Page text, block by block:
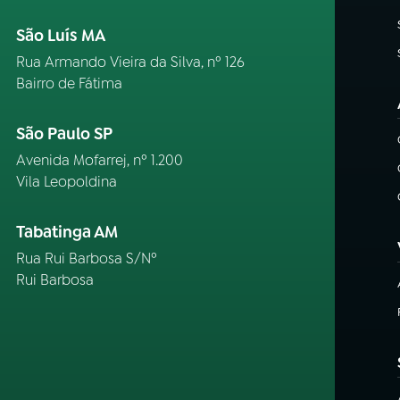
São Luís MA
Rua Armando Vieira da Silva, nº 126
Bairro de Fátima
São Paulo SP
Avenida Mofarrej, nº 1.200
Vila Leopoldina
Tabatinga AM
Rua Rui Barbosa S/Nº
Rui Barbosa